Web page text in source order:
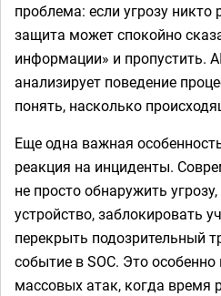
проблема: если угрозу
защита может спокойно
информации» и пропустить.
анализирует поведение
понять, насколько
Еще одна важная
реакция на инциденты.
не просто обнаружить
устройство, заблокировать
перекрыть подозрительный
событие в SOC. Это
массовых атак, когда время